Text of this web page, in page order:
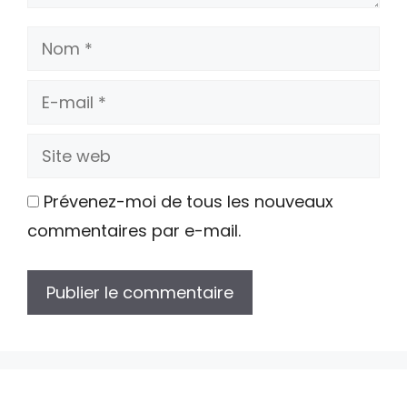
Nom
E-
Site
Prévenez-moi de tous les nouveaux
commentaires par e-mail.